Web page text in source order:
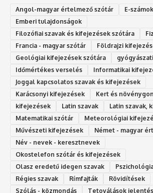
Angol-magyar értelmező szótár E-számok
Emberi tulajdonságok
Filozófiai szavak és kifejezések szótára
Francia - magyar szótár
Földrajzi
Geológiai kifejezések szótára
Időmértékes verselés
Informatikai
Joggal kapcsolatos szavak és kifejezések
Karácsonyi kifejezések
Kert és
kifejezések
Latin szavak
Latin szavak,
Matematikai szótár
Meteorológiai
Művészeti kifejezések
Német - magyar
Név - nevek - keresztnevek
Okostelefon szótár és kifejezések
Olasz eredetű idegen szavak
Régies szavak
Rímfajták
Rövidítések
Szólás - közmondás
Tetoválások